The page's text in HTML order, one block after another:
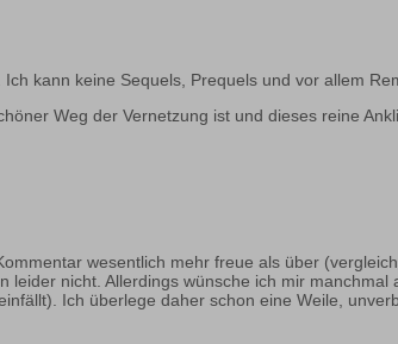
kann keine Sequels, Prequels und vor allem
Weg der Vernetzung ist und dieses reine
wesentlich mehr freue als über
nicht. Allerdings wünsche ich mir
Ich überlege daher schon eine Weile,